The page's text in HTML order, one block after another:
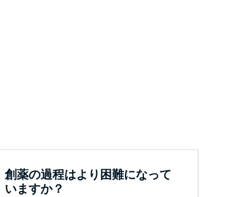
創薬の過程はより困難になって
いますか？